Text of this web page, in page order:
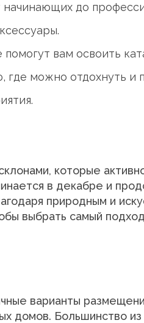
до
вам освоить
можно отдохнуть и
которые
в декабре и
природным и
выбрать самый
варианты
домов. Большинство